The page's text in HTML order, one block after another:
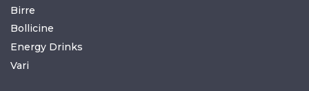
Birre
Bollicine
Energy Drinks
Vari